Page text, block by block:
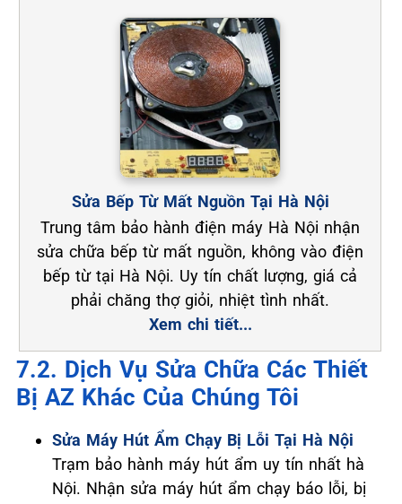
Sửa Bếp Từ Mất Nguồn Tại Hà Nội
Trung tâm bảo hành điện máy Hà Nội nhận
sửa chữa bếp từ mất nguồn, không vào điện
bếp từ tại Hà Nội. Uy tín chất lượng, giá cả
phải chăng thợ giỏi, nhiệt tình nhất.
Xem chi tiết...
7.2. Dịch Vụ Sửa Chữa Các Thiết
Bị AZ Khác Của Chúng Tôi
Sửa Máy Hút Ẩm Chạy Bị Lỗi Tại Hà Nội
Trạm bảo hành máy hút ẩm uy tín nhất hà
Nội. Nhận sửa máy hút ẩm chạy báo lỗi, bị